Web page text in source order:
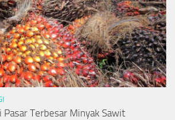
Pasar Terbesar Minyak Sawit